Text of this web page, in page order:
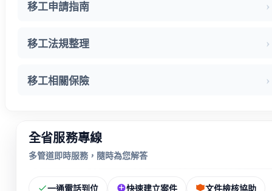
移工申請指南
移工法規整理
移工相關保險
全省服務專線
多管道即時服務，隨時為您解答
一通電話到位 快速建立案件 文件檢核協助